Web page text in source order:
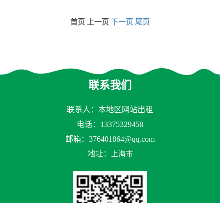
首页 上一页 下一页 尾页
联系我们
联系人：本地区网站出租
电话：13375329458
邮箱： 376401864@qq.com
地址：
上海市